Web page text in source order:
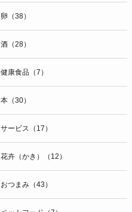
卵（38）
酒（28）
健康食品（7）
本（30）
サービス（17）
花卉（かき）（12）
おつまみ（43）